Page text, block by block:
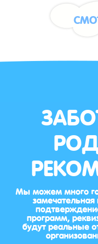
Мы можем много
программ,
будут реальные